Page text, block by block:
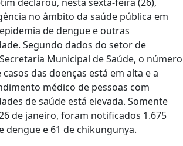
declarou, nesta sexta-feira (26),
no âmbito da saúde pública em
de dengue e outras
Segundo dados do setor de
Municipal de Saúde, o número
das doenças está em alta e a
médico de pessoas com
de saúde está elevada. Somente
de janeiro, foram notificados 1.675
dengue e 61 de chikungunya.